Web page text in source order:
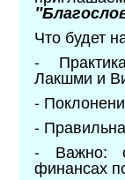
Что будет
-
Лакшми и
-
-
- Важно:
финансах